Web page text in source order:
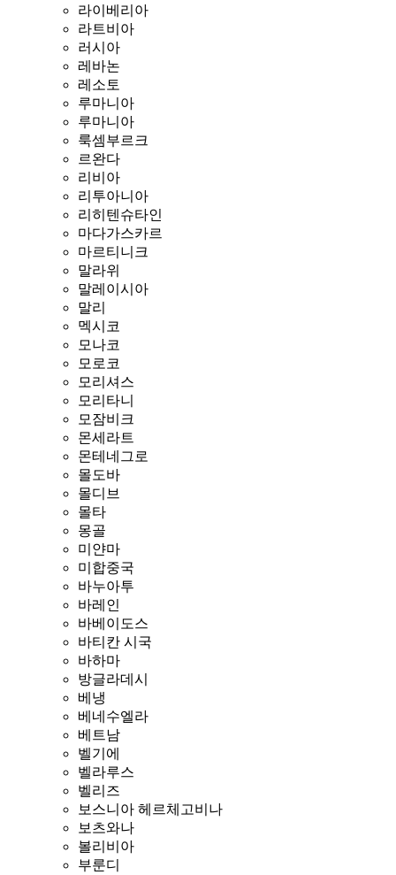
라이베리아
라트비아
러시아
레바논
레소토
루마니아
루마니아
룩셈부르크
르완다
리비아
리투아니아
리히텐슈타인
마다가스카르
마르티니크
말라위
말레이시아
말리
멕시코
모나코
모로코
모리셔스
모리타니
모잠비크
몬세라트
몬테네그로
몰도바
몰디브
몰타
몽골
미얀마
미합중국
바누아투
바레인
바베이도스
바티칸 시국
바하마
방글라데시
베냉
베네수엘라
베트남
벨기에
벨라루스
벨리즈
보스니아 헤르체고비나
보츠와나
볼리비아
부룬디